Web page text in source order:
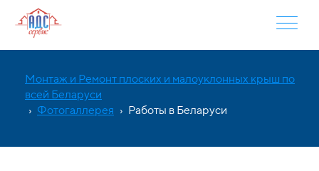
Монтаж и Ремонт плоских и малоуклонных крыш по
всей Беларуси
› Фотогаллерея › Работы в Беларуси